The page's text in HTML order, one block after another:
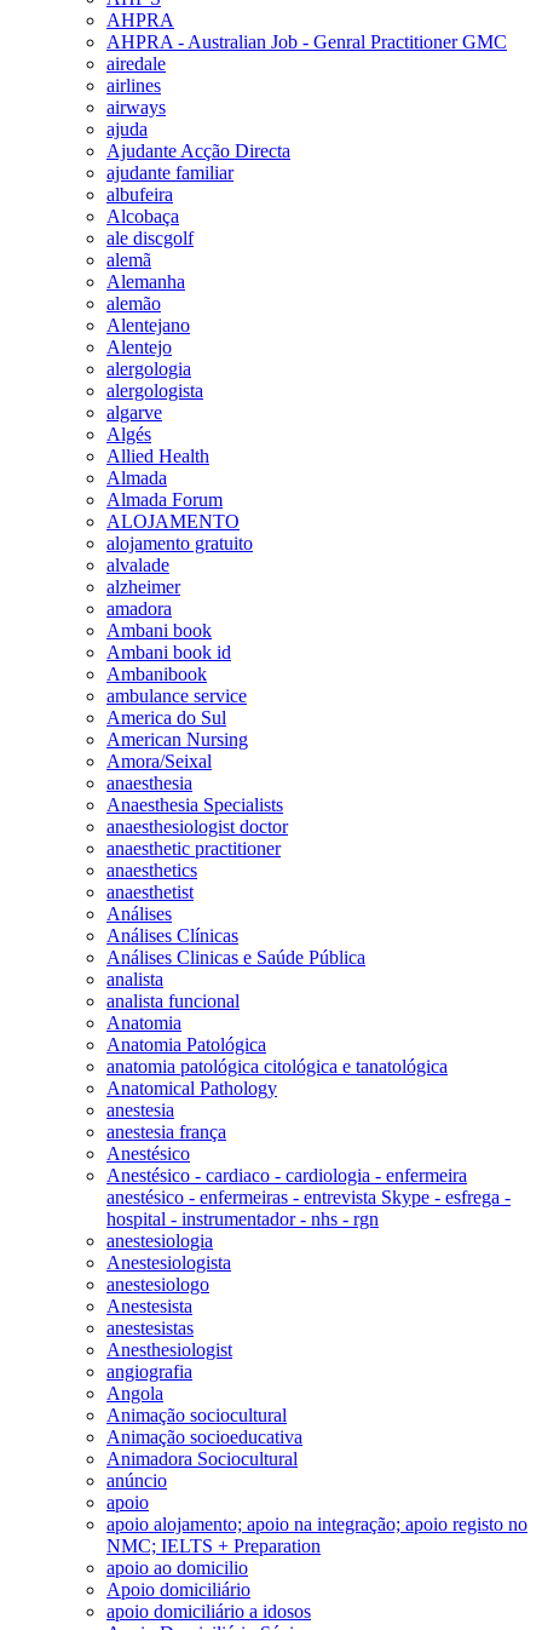
AHPRA
AHPRA - Australian Job - Genral Practitioner GMC
airedale
airlines
airways
ajuda
Ajudante Acção Directa
ajudante familiar
albufeira
Alcobaça
ale discgolf
alemã
Alemanha
alemão
Alentejano
Alentejo
alergologia
alergologista
algarve
Algés
Allied Health
Almada
Almada Forum
ALOJAMENTO
alojamento gratuito
alvalade
alzheimer
amadora
Ambani book
Ambani book id
Ambanibook
ambulance service
America do Sul
American Nursing
Amora/Seixal
anaesthesia
Anaesthesia Specialists
anaesthesiologist doctor
anaesthetic practitioner
anaesthetics
anaesthetist
Análises
Análises Clínicas
Análises Clinicas e Saúde Pública
analista
analista funcional
Anatomia
Anatomia Patológica
anatomia patológica citológica e tanatológica
Anatomical Pathology
anestesia
anestesia frança
Anestésico
Anestésico - cardiaco - cardiologia - enfermeira
anestésico - enfermeiras - entrevista Skype - esfrega -
hospital - instrumentador - nhs - rgn
anestesiologia
Anestesiologista
anestesiologo
Anestesista
anestesistas
Anesthesiologist
angiografia
Angola
Animação sociocultural
Animação socioeducativa
Animadora Sociocultural
anúncio
apoio
apoio alojamento; apoio na integração; apoio registo no
NMC; IELTS + Preparation
apoio ao domicilio
Apoio domiciliário
apoio domiciliário a idosos